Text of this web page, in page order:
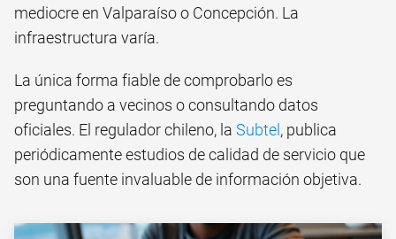
mediocre en Valparaíso o Concepción. La
infraestructura varía.
La única forma fiable de comprobarlo es
preguntando a vecinos o consultando datos
oficiales. El regulador chileno, la Subtel , publica
periódicamente estudios de calidad de servicio que
son una fuente invaluable de información objetiva.